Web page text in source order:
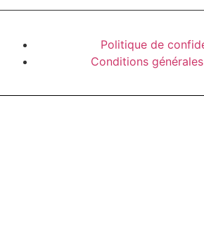
Politique de
Conditions